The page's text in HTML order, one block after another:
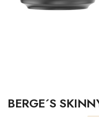
BERGE´S